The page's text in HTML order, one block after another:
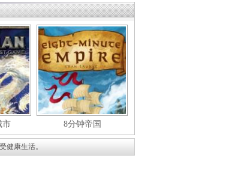
市 8分钟帝国
健康生活。